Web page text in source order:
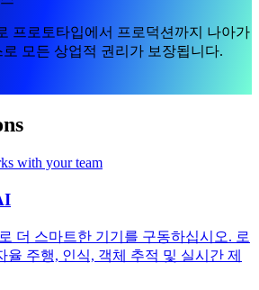
프로토타입에서 프로덕션까지 나아가
모든 상업적 권리가 보장됩니다.
더 스마트한 기기를 구동하십시오. 로
주행, 인식, 객체 추적 및 실시간 제